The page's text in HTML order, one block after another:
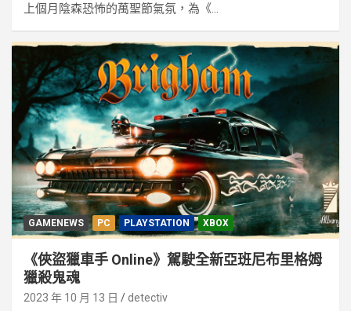
上個月陰森恐怖的萬聖節氣氛，為《...
GAMENEWS PC PLAYSTATION XBOX
《俠盜獵車手 Online》駕駛全新亞班尼布里格姆
獵殺鬼魂
2023 年 10 月 13 日 detectiv